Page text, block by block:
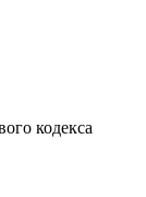
кодекса